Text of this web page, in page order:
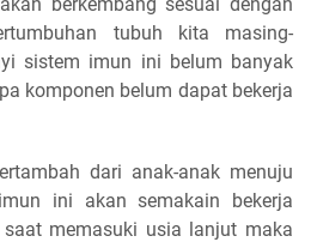
tubuh kita masing-
sistem imun ini belum banyak
komponen belum dapat bekerja
dari anak-anak menuju
ini akan semakain bekerja
memasuki usia lanjut maka